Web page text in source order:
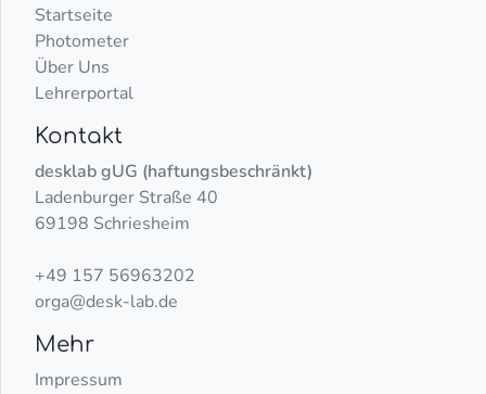
Startseite
Photometer
Über Uns
Lehrerportal
Kontakt
desklab gUG (haftungsbeschränkt)
Ladenburger Straße 40
69198 Schriesheim
+49 157 56963202
orga@desk-lab.de
Mehr
Impressum